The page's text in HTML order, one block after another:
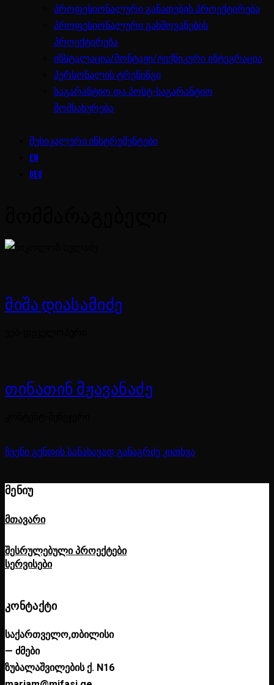
პროფესიონალური განათების პროექტირება
პროფესიონალური გახმოვანების
პროექტირება
ინსტალაცია/მონტაჟი/ტექნიკური ინტეგრაცია
პერსონალის ტრენინგი
საგარანტიო და პოსტ-საგარანტიო
მომსახურება
მუსიკალური ინსტრუმენტები
EN
GEO
ᲛᲘᲨᲐ ᲓᲘᲐᲡᲐᲛᲘᲫᲔ
ᲗᲘᲜᲐᲗᲘᲜ ᲛᲟᲐᲕᲐᲜᲐᲫᲔ
ჩვენი გუნდის სანახავად განაგრძე კითხვა
ᲛᲔᲜᲘᲣ
მთავარი
შესრულებული პროექტები
სერვისები
ᲙᲝᲜᲢᲐᲥᲢᲘ
საქართველო,თბილისი
— ძმები
ზუბალაშვილების ქ. N16